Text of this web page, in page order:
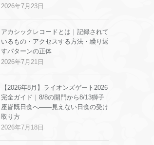
2026年7月23日
アカシックレコードとは｜記録されて
いるもの・アクセスする方法・繰り返
すパターンの正体
2026年7月21日
【2026年8月】ライオンズゲート2026
完全ガイド｜8/8の開門から8/13獅子
座皆既日食へ——見えない日食の受け
取り方
2026年7月18日